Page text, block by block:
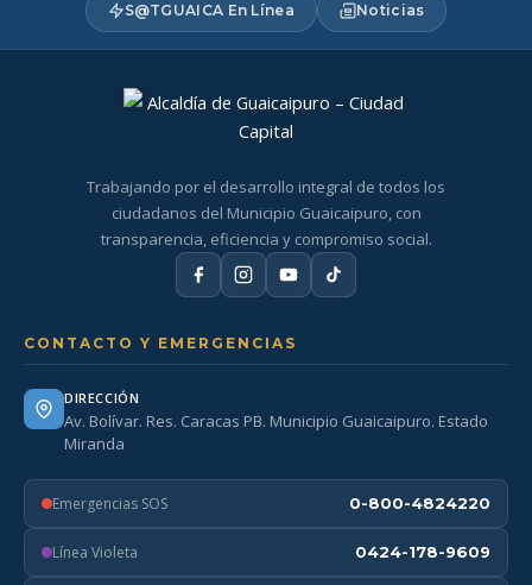
S@TGUAICA En Línea Noticias
Trabajando por el desarrollo integral de todos los
ciudadanos del Municipio Guaicaipuro, con
transparencia, eficiencia y compromiso social.
CONTACTO Y EMERGENCIAS
DIRECCIÓN
Av. Bolívar. Res. Caracas PB. Municipio Guaicaipuro. Estado
Miranda
Emergencias SOS 0-800-4824220
Línea Violeta 0424-178-9609